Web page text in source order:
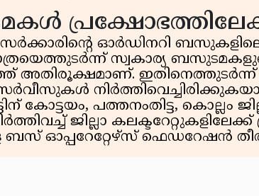
ഓർഡിനറി
സ്വകാര്യ
അതിരൂക്ഷമാണ്. ഇതിനെത്തുടർന്ന്
കോട്ടയം, പത്തനംതിട്ട, കൊല്ലം
ജില്ലാ
ഓപ്പറേറ്റേഴ്സ് ഫെഡറേഷൻ